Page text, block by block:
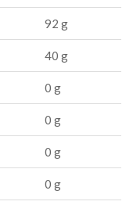
92 g
40 g
0 g
0 g
0 g
0 g